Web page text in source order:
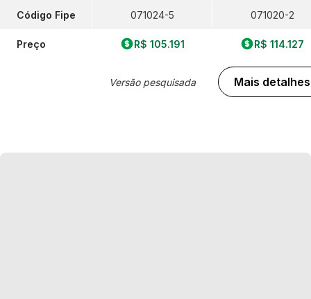
Código Fipe
Preço
071024-5
R$ 105.191
Versão pesquisada
071020-2
R$ 114.127
Mais detalhes